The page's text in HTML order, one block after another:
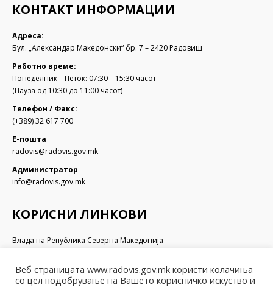
КОНТАКТ ИНФОРМАЦИИ
Адреса:
Бул. „Александар Македонски“ бр. 7 – 2420 Радовиш
Работно време:
Понеделник – Петок: 07:30 – 15:30 часот
(Пауза од 10:30 до 11:00 часот)
Телефон / Факс:
(+389) 32 617 700
Е-пошта
radovis@radovis.gov.mk
Администратор
info@radovis.gov.mk
КОРИСНИ ЛИНКОВИ
Влада на Република Северна Македонија
Министерство за финансии
Министерство за транспорт и врски
Веб страницата www.radovis.gov.mk користи колачиња
со цел подобрување на Вашето корисничко искуство и